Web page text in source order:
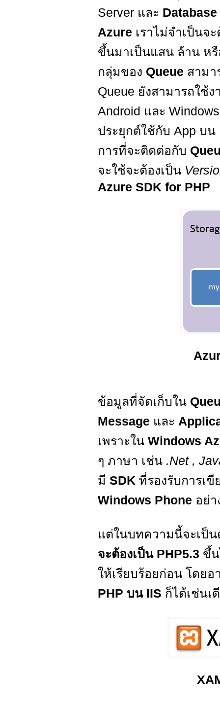
Server และ Database
Azure เราไม่จำเป็นจ
ขึ้นมาเป็นแสน ล้าน ห
กลุ่มของ Queue สามา
Queue ยังสามารถใช้
Android และ
ประยุกต์ใช้กับ App บ
การที่จะติดต่อกับ
จะใช้จะต้องเป็น
Azure SDK for PHP
ข้อมูลที่จัดเก็บใน
Message และ
เพราะใน Windows
ๆ ภาษา เช่น .Net ,
มี SDK ที่รองรับการเ
Windows Phone อย่
แต่ในบทความนี้จะเป็
จะต้องเป็น PHP5.3 ขึ้
ให้เรียบร้อยก่อน โดยอ
PHP บน IIS ก็ได้เช่นเ